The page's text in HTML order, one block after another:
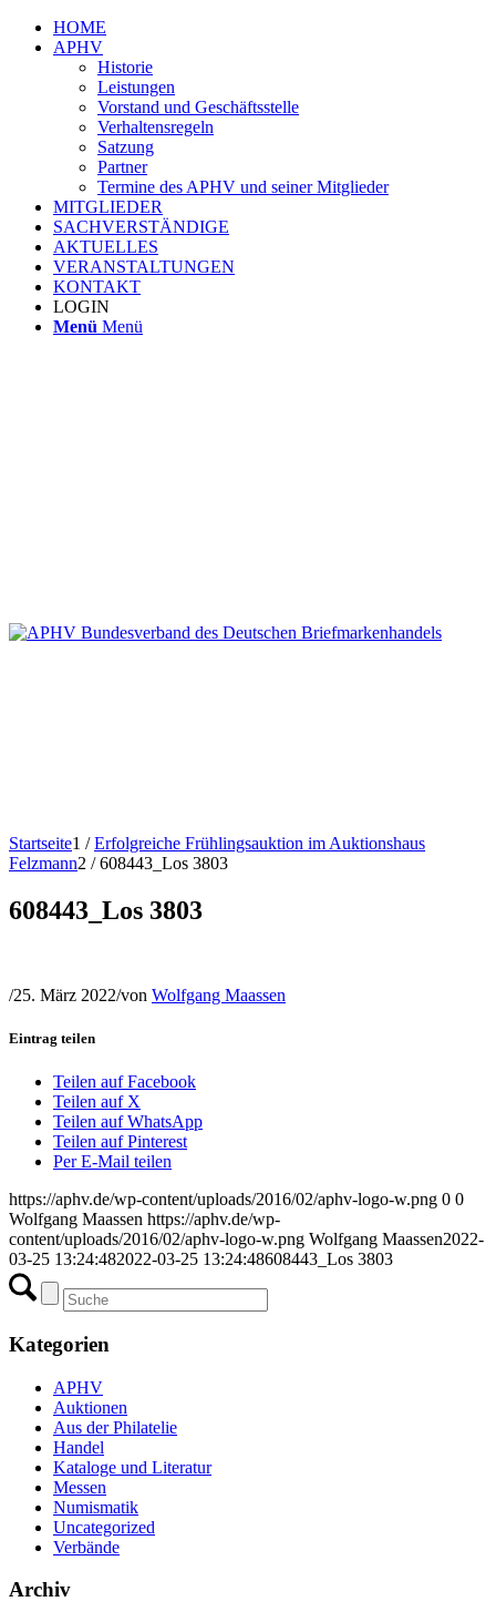
HOME
APHV
Historie
Leistungen
Vorstand und Geschäftsstelle
Verhaltensregeln
Satzung
Partner
Termine des APHV und seiner Mitglieder
MITGLIEDER
SACHVERSTÄNDIGE
AKTUELLES
VERANSTALTUNGEN
KONTAKT
LOGIN
Menü Menü
Startseite1 / Erfolgreiche Frühlingsauktion im Auktionshaus
Felzmann2 / 608443_Los 3803
608443_Los 3803
/25. März 2022/von Wolfgang Maassen
Eintrag teilen
Teilen auf Facebook
Teilen auf X
Teilen auf WhatsApp
Teilen auf Pinterest
Per E-Mail teilen
https://aphv.de/wp-content/uploads/2016/02/aphv-logo-w.png 0 0
Wolfgang Maassen https://aphv.de/wp-
content/uploads/2016/02/aphv-logo-w.png Wolfgang Maassen2022-
03-25 13:24:482022-03-25 13:24:48608443_Los 3803
Kategorien
APHV
Auktionen
Aus der Philatelie
Handel
Kataloge und Literatur
Messen
Numismatik
Uncategorized
Verbände
Archiv